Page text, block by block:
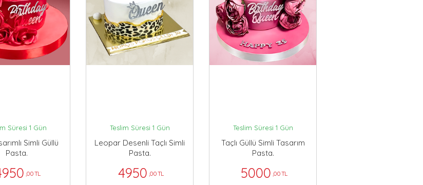
Süresi 1 Gün
Simli Güllü
Pasta.
,00 TL
Teslim Süresi 1 Gün
Leopar Desenli Taçlı Simli
Pasta.
4950 ,00 TL
Teslim Süresi 1 Gün
Taçlı Güllü Simli Tasarım
Pasta.
5000 ,00 TL